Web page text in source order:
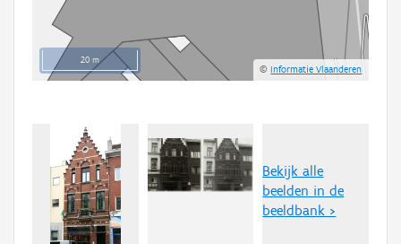
20 m
©Informatie Vlaanderen
Bekijk alle
beelden in de
beeldbank >